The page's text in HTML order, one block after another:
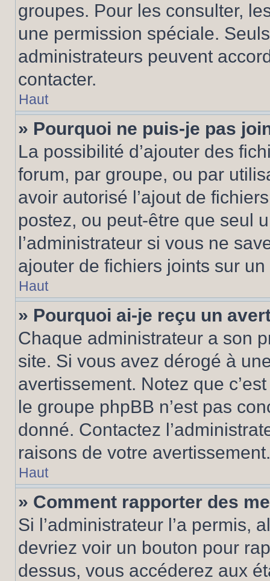
groupes. Pour les consulter,
une permission spéciale.
administrateurs peuvent
contacter.
Haut
» Pourquoi ne puis-je pas
La possibilité d’ajouter des
forum, par groupe, ou par
avoir autorisé l’ajout de
postez, ou peut-être que seul
l’administrateur si vous ne
ajouter de fichiers joints sur un
Haut
» Pourquoi ai-je reçu un
Chaque administrateur a son
site. Si vous avez dérogé à
avertissement. Notez que
le groupe phpBB n’est pas
donné. Contactez
raisons de votre avertissement.
Haut
» Comment rapporter des
Si l’administrateur l’a permis,
devriez voir un bouton pour
dessus, vous accéderez aux